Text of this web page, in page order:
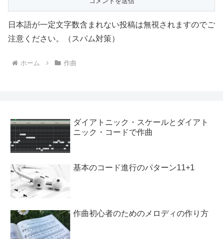
日本語が一定文字数含まれない投稿は無視されますのでご
注意ください。（スパム対策）
ホーム 作曲
ダイアトニック・スケールとダイアト
ニック・コードで作曲
基本のコード進行のパターン11+1
作曲初心者のためのメロディの作り方